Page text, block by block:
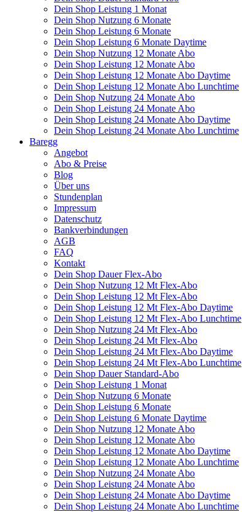
Dein Shop Leistung 1 Monat
Dein Shop Nutzung 6 Monate
Dein Shop Leistung 6 Monate
Dein Shop Leistung 6 Monate Daytime
Dein Shop Nutzung 12 Monate Abo
Dein Shop Leistung 12 Monate Abo
Dein Shop Leistung 12 Monate Abo Daytime
Dein Shop Leistung 12 Monate Abo Lunchtime
Dein Shop Nutzung 24 Monate Abo
Dein Shop Leistung 24 Monate Abo
Dein Shop Leistung 24 Monate Abo Daytime
Dein Shop Leistung 24 Monate Abo Lunchtime
Baregg
Angebot
Abo & Preise
Blog
Über uns
Stundenplan
Impressum
Datenschutz
Bankverbindungen
AGB
FAQ
Kontakt
Dein Shop Dauer Flex-Abo
Dein Shop Nutzung 12 Mt Flex-Abo
Dein Shop Leistung 12 Mt Flex-Abo
Dein Shop Leistung 12 Mt Flex-Abo Daytime
Dein Shop Leistung 12 Mt Flex-Abo Lunchtime
Dein Shop Nutzung 24 Mt Flex-Abo
Dein Shop Leistung 24 Mt Flex-Abo
Dein Shop Leistung 24 Mt Flex-Abo Daytime
Dein Shop Leistung 24 Mt Flex-Abo Lunchtime
Dein Shop Dauer Standard-Abo
Dein Shop Leistung 1 Monat
Dein Shop Nutzung 6 Monate
Dein Shop Leistung 6 Monate
Dein Shop Leistung 6 Monate Daytime
Dein Shop Nutzung 12 Monate Abo
Dein Shop Leistung 12 Monate Abo
Dein Shop Leistung 12 Monate Abo Daytime
Dein Shop Leistung 12 Monate Abo Lunchtime
Dein Shop Nutzung 24 Monate Abo
Dein Shop Leistung 24 Monate Abo
Dein Shop Leistung 24 Monate Abo Daytime
Dein Shop Leistung 24 Monate Abo Lunchtime